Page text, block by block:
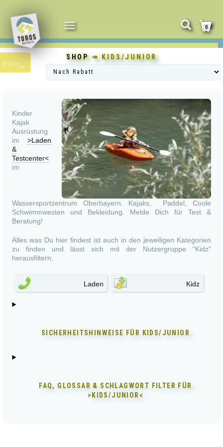
NAVIGATION
UMSCHALTEN
0
SHOP↠ KIDS/JUNIOR
Kinder
Kajak
Ausrüstung
im >Laden
&
Testcenter<
im
Wassersportzentrum Oberbayern. Kajaks, Paddel, Coole
Schwimmwesten und Bekleidung. Melde Dich für Test &
Beratung!
Alles was Du hier findest ist auch in den jeweiligen Kategorien
zu finden und lässt sich mit der Nutzergruppe “Kidz”
herausfiltern.
Laden Kidz
SICHERHEITSHINWEISE FÜR KIDS/JUNIOR
FAQ, GLOSSAR & SCHLAGWORT FILTER FÜR
>KIDS/JUNIOR<